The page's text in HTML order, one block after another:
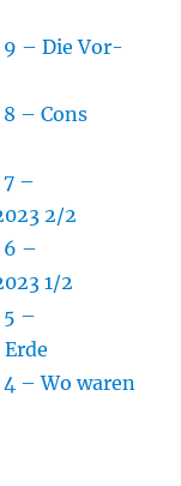
9 – Die Vor-
– Cons
–
2/2
6 –
1/2
5 –
– Wo waren